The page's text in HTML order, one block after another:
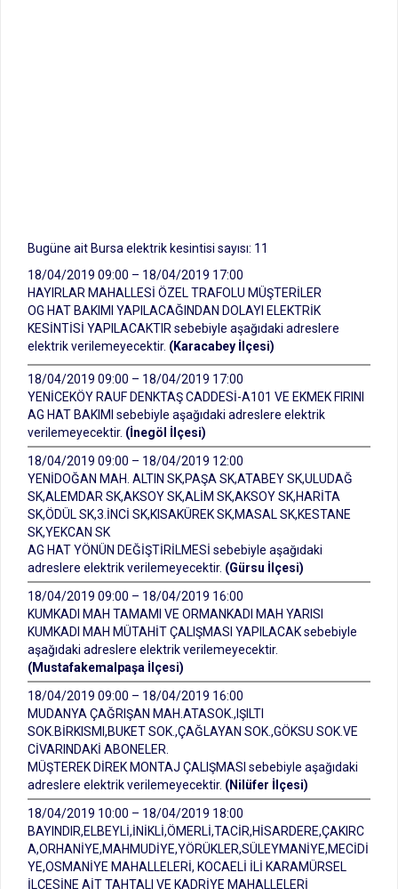
Bugüne ait Bursa elektrik kesintisi sayısı: 11
18/04/2019 09:00 – 18/04/2019 17:00
HAYIRLAR MAHALLESİ ÖZEL TRAFOLU MÜŞTERİLER
OG HAT BAKIMI YAPILACAĞINDAN DOLAYI ELEKTRİK
KESİNTİSİ YAPILACAKTIR sebebiyle aşağıdaki adreslere
elektrik verilemeyecektir. (Karacabey İlçesi)
18/04/2019 09:00 – 18/04/2019 17:00
YENİCEKÖY RAUF DENKTAŞ CADDESİ-A101 VE EKMEK FIRINI
AG HAT BAKIMI sebebiyle aşağıdaki adreslere elektrik
verilemeyecektir. (İnegöl İlçesi)
18/04/2019 09:00 – 18/04/2019 12:00
YENİDOĞAN MAH. ALTIN SK,PAŞA SK,ATABEY SK,ULUDAĞ
SK,ALEMDAR SK,AKSOY SK,ALİM SK,AKSOY SK,HARİTA
SK,ÖDÜL SK,3.İNCİ SK,KISAKÜREK SK,MASAL SK,KESTANE
SK,YEKCAN SK
AG HAT YÖNÜN DEĞİŞTİRİLMESİ sebebiyle aşağıdaki
adreslere elektrik verilemeyecektir. (Gürsu İlçesi)
18/04/2019 09:00 – 18/04/2019 16:00
KUMKADI MAH TAMAMI VE ORMANKADI MAH YARISI
KUMKADI MAH MÜTAHİT ÇALIŞMASI YAPILACAK sebebiyle
aşağıdaki adreslere elektrik verilemeyecektir.
(Mustafakemalpaşa İlçesi)
18/04/2019 09:00 – 18/04/2019 16:00
MUDANYA ÇAĞRIŞAN MAH.ATASOK.,IŞILTI
SOK.BİRKISMI,BUKET SOK.,ÇAĞLAYAN SOK.,GÖKSU SOK.VE
CİVARINDAKİ ABONELER.
MÜŞTEREK DİREK MONTAJ ÇALIŞMASI sebebiyle aşağıdaki
adreslere elektrik verilemeyecektir. (Nilüfer İlçesi)
18/04/2019 10:00 – 18/04/2019 18:00
BAYINDIR,ELBEYLİ,İNİKLİ,ÖMERLİ,TACİR,HİSARDERE,ÇAKIRC
A,ORHANİYE,MAHMUDİYE,YÖRÜKLER,SÜLEYMANİYE,MECİDİ
YE,OSMANİYE MAHALLELERİ, KOCAELİ İLİ KARAMÜRSEL
İLÇESİNE AİT TAHTALI VE KADRİYE MAHALLELERİ